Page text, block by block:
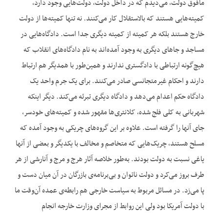
مافوق دولت، می‌‌دیدم که در داخل دولت، دولت‌‌هایی وجود دارد،
کمیته‌‌هایی هستند که بالاستقلال کار می‌‌کنند. نه تنها کمیته‌‌ها از دولت
خارج هستند بلکه هر کمیته از کمیته دیگری جدا است. دادگاه‌‌هایی در
مساجد و جاهای دیگری به وجود آمده‌‌اند به نام دادگاه‌‌های انقلاب که
هیچ‌‌گونه ارتباطی با دادگستری ندارند و همین‌‌طور با همدیگر هم ارتباط
دارند و احکام غیرمتجانسی صادر می‌‌کنند. برای یک جرم واحد یک
دادگاه حکم اعدام می‌‌دهد و دادگاه دیگری تبرئه می‌‌کند. دیگر اینکه
شهربانی به کلی فلج شده، کلانتری‌‌ها مقهور شده و کمیته‌‌های خودسر،
جای آنها را گرفته است. علاوه بر این گروه‌‌های چریکی به وجود آمده که
مسلح هستند، چریک‌هایی که متخاصم و مخالف با یکدیگر و بعضی از آنها
یاغی نسبت به دولت بودند. به‌‌طور خلاصه آثار هرج و مرج و آنارشی از هر
طرف بروز می‌‌کرد و دولت ناتوان و بی‌‌برنامه‌‌ی بازرگان در آن میان دست و
پا می‌‌زد. در مسائل مربوط به سیاست خارجی هم رابطه‌‌ی عمده آن‌‌وقت ما
با دولت آمریکا بود ولی این روابط از مجرای وزارت خارجه انجام